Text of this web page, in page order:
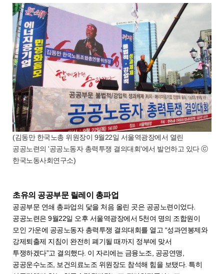
(김동만 한국노총 위원장이 9월22일 서울역광장에서 열린
공공노련의 '공공노동자 총력투쟁 결의대회'에서 발언하고 있다 ⓒ
한국노동사회연구소)
초유의 공공부문 릴레이 총파업
공공부문 연쇄 총파업의 닻을 처음 올린 곳은 공공노련이었다.
공공노련은 9월22일 오후 서울역광장에서 5천여 명의 조합원이
모인 가운에 공공노동자 총력투쟁 결의대회를 열고 “성과연봉제와
강제퇴출제 지침이 완전히 폐기될 때까지 정부에 맞서
투쟁하겠다”고 결의했다. 이 자리에는 금융노조, 공공연맹,
공공운수노조, 보건의료노조 위원장도 참석해 힘을 보탰다. 특히